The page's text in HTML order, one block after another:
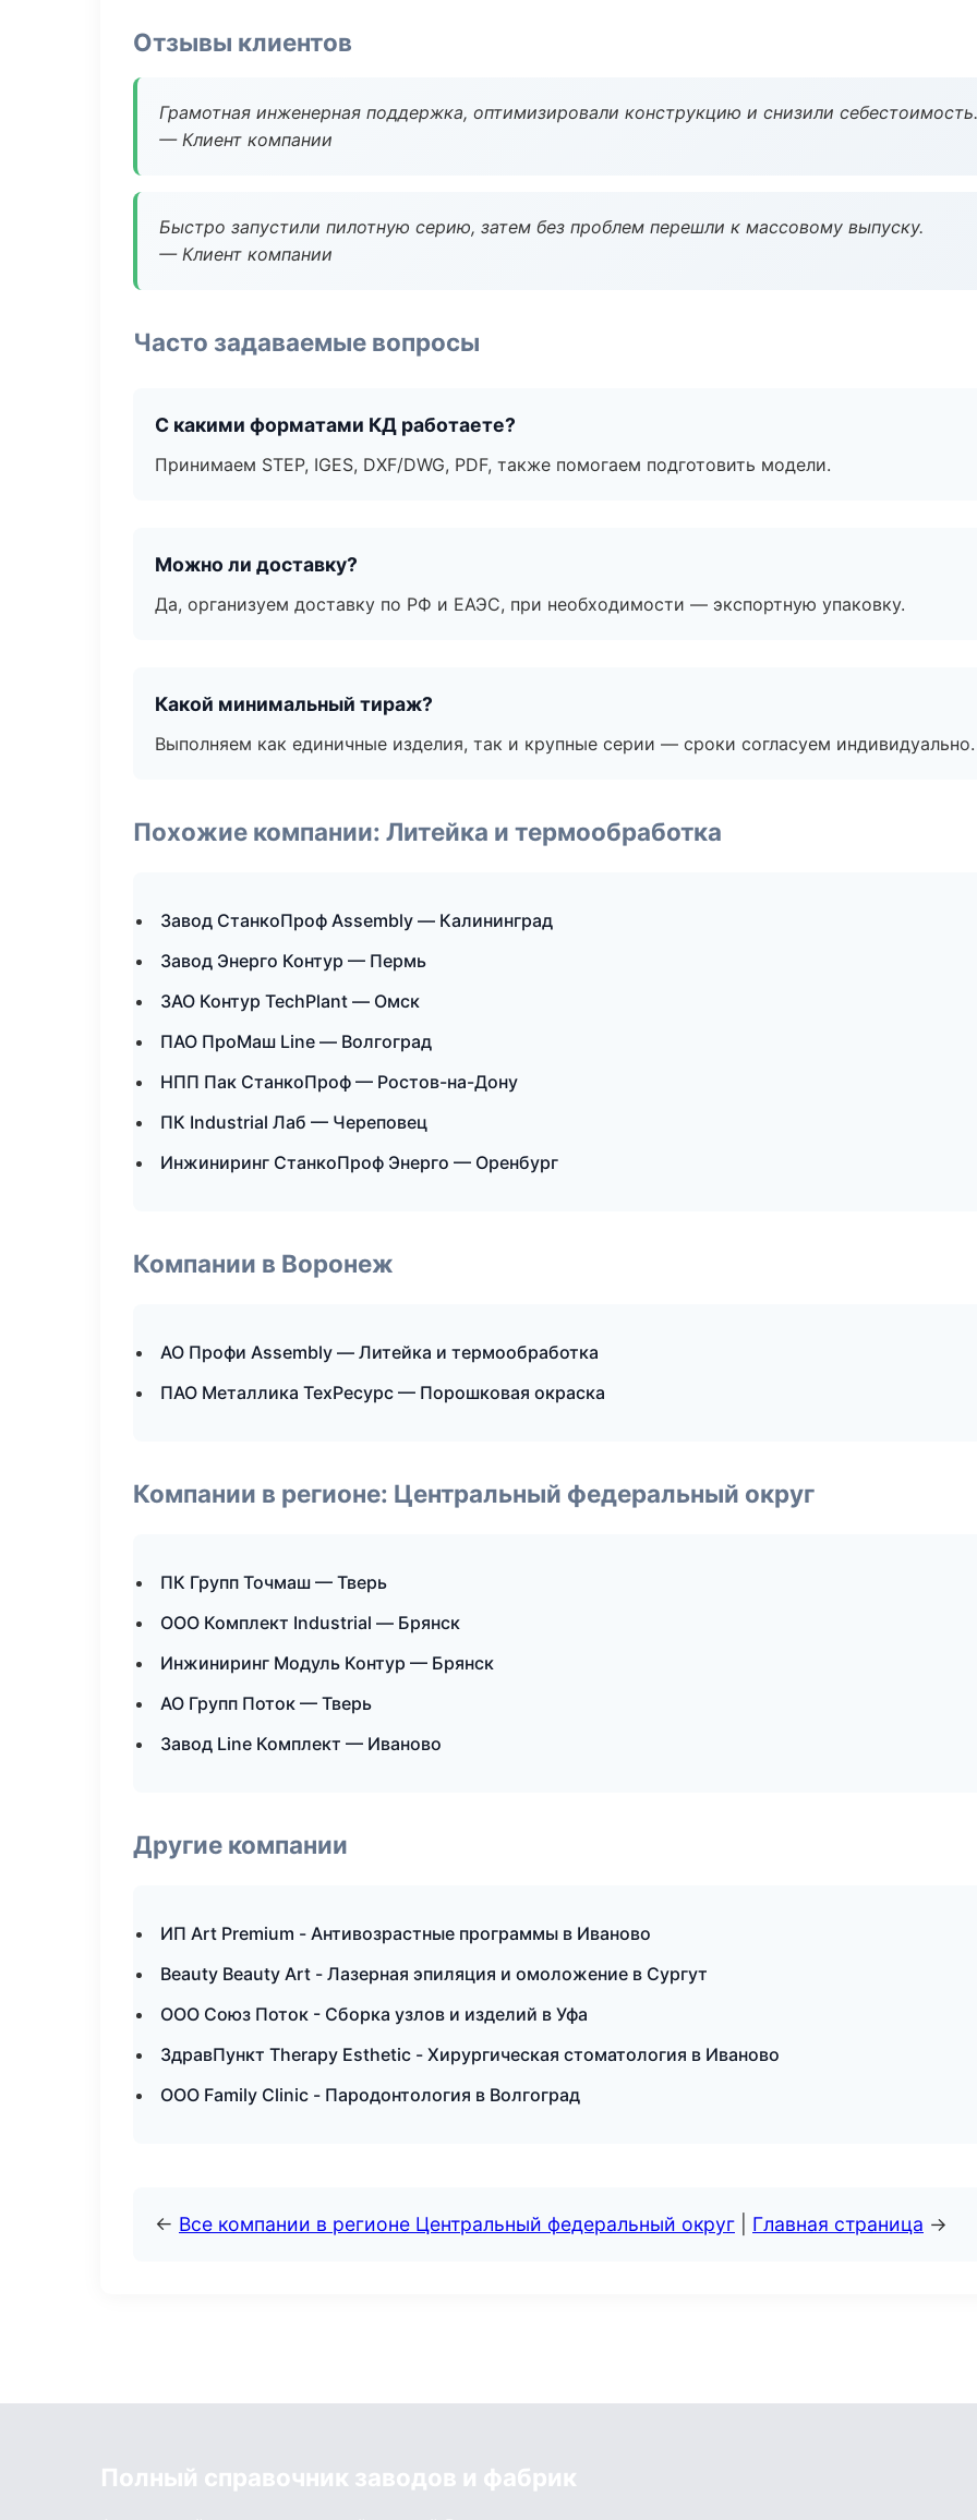
Отзывы клиентов
Грамотная инженерная поддержка, оптимизировали конструкцию и снизили себестоимость.
— Клиент компании
Быстро запустили пилотную серию, затем без проблем перешли к массовому выпуску.
— Клиент компании
Часто задаваемые вопросы
С какими форматами КД работаете?
Принимаем STEP, IGES, DXF/DWG, PDF, также помогаем подготовить модели.
Можно ли доставку?
Да, организуем доставку по РФ и ЕАЭС, при необходимости — экспортную упаковку.
Какой минимальный тираж?
Выполняем как единичные изделия, так и крупные серии — сроки согласуем индивидуально.
Похожие компании: Литейка и термообработка
Завод СтанкоПроф Assembly — Калининград
Завод Энерго Контур — Пермь
ЗАО Контур TechPlant — Омск
ПАО ПроМаш Line — Волгоград
НПП Пак СтанкоПроф — Ростов-на-Дону
ПК Industrial Лаб — Череповец
Инжиниринг СтанкоПроф Энерго — Оренбург
Компании в Воронеж
АО Профи Assembly — Литейка и термообработка
ПАО Металлика ТехРесурс — Порошковая окраска
Компании в регионе: Центральный федеральный округ
ПК Групп Точмаш — Тверь
ООО Комплект Industrial — Брянск
Инжиниринг Модуль Контур — Брянск
АО Групп Поток — Тверь
Завод Line Комплект — Иваново
Другие компании
ИП Art Premium - Антивозрастные программы в Иваново
Beauty Beauty Art - Лазерная эпиляция и омоложение в Сургут
ООО Союз Поток - Сборка узлов и изделий в Уфа
ЗдравПункт Therapy Esthetic - Хирургическая стоматология в Иваново
ООО Family Clinic - Пародонтология в Волгоград
← Все компании в регионе Центральный федеральный округ Главная страница →
Полный справочник заводов и фабрик